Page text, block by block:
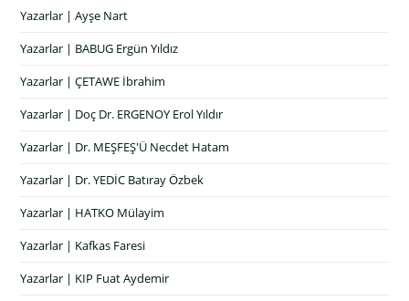
Yazarlar | Ayşe Nart
Yazarlar | BABUG Ergün Yıldız
Yazarlar | ÇETAWE İbrahim
Yazarlar | Doç Dr. ERGENOY Erol Yıldır
Yazarlar | Dr. MEŞFEŞ'Ü Necdet Hatam
Yazarlar | Dr. YEDİC Batıray Özbek
Yazarlar | HATKO Mülayim
Yazarlar | Kafkas Faresi
Yazarlar | KIP Fuat Aydemir